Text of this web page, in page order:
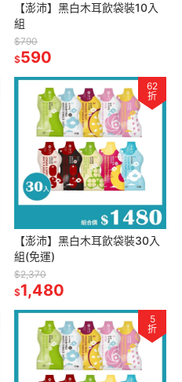
【澎沛】黑白木耳飲袋裝10入
組
$790
$590
62
折
【澎沛】黑白木耳飲袋裝30入
組(免運)
$2,370
$1,480
5
折